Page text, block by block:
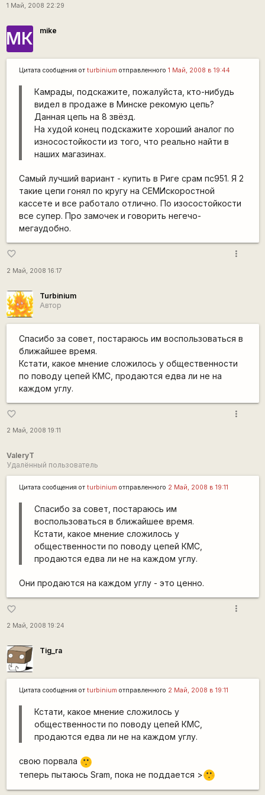
1 Май, 2008 22:29
МК mike
Цитата сообщения от turbinium отправленного 1 Май, 2008 в 19:44
Камрады, подскажите, пожалуйста, кто-нибудь
видел в продаже в Минске рекомую цепь?
Данная цепь на 8 звёзд.
На худой конец подскажите хороший аналог по
износостойкости из того, что реально найти в
наших магазинах.
Самый лучший вариант - купить в Риге срам пс951. Я 2
такие цепи гонял по кругу на СЕМИскоростной
кассете и все работало отлично. По изосостойкости
все супер. Про замочек и говорить негечо-
мегаудобно.
favorite_border
2 Май, 2008 16:17
more_vert
Turbinium
Автор
Спасибо за совет, постараюсь им воспользоваться в
ближайшее время.
Кстати, какое мнение сложилось у общественности
по поводу цепей КМС, продаются едва ли не на
каждом углу.
favorite_border
2 Май, 2008 19:11
more_vert
ValeryT
Удалённый пользователь
Цитата сообщения от turbinium отправленного 2 Май, 2008 в 19:11
Спасибо за совет, постараюсь им
воспользоваться в ближайшее время.
Кстати, какое мнение сложилось у
общественности по поводу цепей КМС,
продаются едва ли не на каждом углу.
Они продаются на каждом углу - это ценно.
favorite_border
2 Май, 2008 19:24
more_vert
Tig_ra
Цитата сообщения от turbinium отправленного 2 Май, 2008 в 19:11
Кстати, какое мнение сложилось у
общественности по поводу цепей КМС,
продаются едва ли не на каждом углу.
свою порвала :-[
теперь пытаюсь Sram, пока не поддается > :[